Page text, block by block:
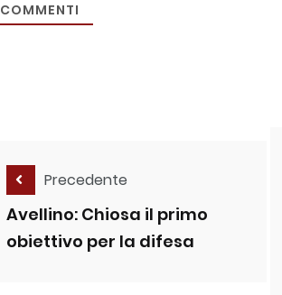
COMMENTI
Precedente
Avellino: Chiosa il primo
obiettivo per la difesa